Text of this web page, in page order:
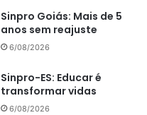
Sinpro Goiás: Mais de 5
anos sem reajuste
6/08/2026
Sinpro-ES: Educar é
transformar vidas
6/08/2026